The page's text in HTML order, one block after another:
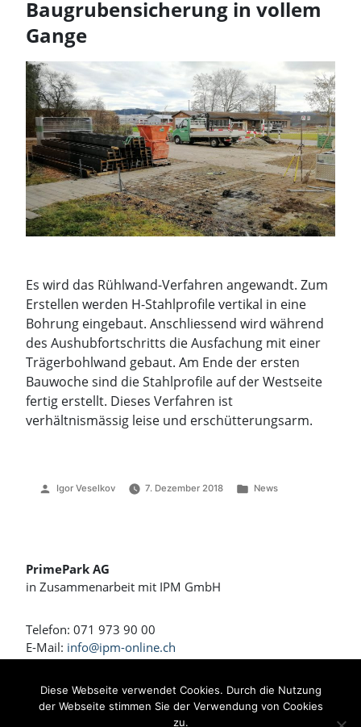
Baugrubensicherung“
Baugrubensicherung in vollem
Gange
Es wird das Rühlwand-Verfahren angewandt. Zum
Erstellen werden H-Stahlprofile vertikal in eine
Bohrung eingebaut. Anschliessend wird während
des Aushubfortschritts die Ausfachung mit einer
Trägerbohlwand gebaut. Am Ende der ersten
Bauwoche sind die Stahlprofile auf der Westseite
fertig erstellt. Dieses Verfahren ist
verhältnismässig leise und erschütterungsarm.
Veröffentlicht
Igor Veselkov 7. Dezember 2018
Veröffentlicht
News
PrimePark AG
in Zusammenarbeit mit IPM GmbH
Telefon: 071 973 90 00
E-Mail: info@ipm-online.ch
Wohnen und Arbeiten am Rennweg
Bahnhofstrasse 4 + 4a
Diese Webseite verwendet Cookies. Durch die Nutzung
der Webseite stimmen Sie der Verwendung von Cookies
zu.